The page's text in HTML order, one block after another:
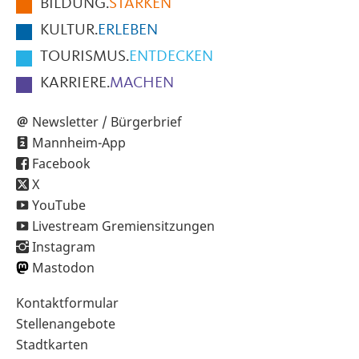
SeiteBILDUNG.STÄRKEN
KULTUR.ERLEBEN
TOURISMUS.ENTDECKEN
KARRIERE.MACHEN
Newsletter / Bürgerbrief
Mannheim-App
Facebook
X
YouTube
Livestream Gremiensitzungen
Instagram
Mastodon
Sekundärnavigation
im
Fußbereich
Kontaktformular
Stellenangebote
Stadtkarten